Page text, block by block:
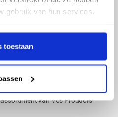
gebruik van hun services.
toestaan
2026
van Vos Products